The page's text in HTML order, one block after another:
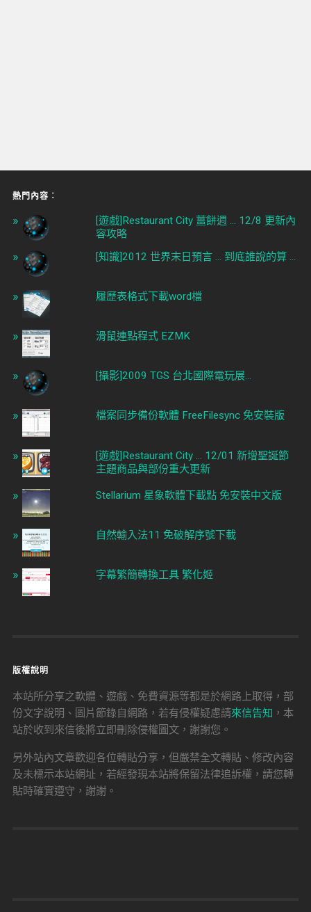
熱門內容︰
[遊戲]Restaurant City 薑餅週 ... 12/8 更新內
容攻略
[知識]2012 世界末日預言 ... 到底誰說的算 ...
履歷表格式下載word檔
滑鼠連點程式 EZMK
[攝影]2009 TGS 台北國際電玩展...
檔案同步備份軟體 FreeFilesync 免安裝版
[遊戲]Restaurant City ... 12/01 新增聖誕節
主題商品與部份重大更新
Stellarium 星象軟體下載點 免安裝中文版
自然輸入法11 免破解序號下載
字幕繁簡轉換工具 繁化姬
版權說明
本站所分享之軟體、遊戲、免費資源等都是於網路上取得，部
份文字說明、圖片節錄自網路，若有侵權疑慮請來信告知 ，本
站於收到來信後將立即刪除侵權圖文，謝謝您。
另外站內文章歡迎各位轉貼分享，但嚴禁全文轉貼、修改內容
及未標示本站網址，若經發現本站將保留法律追訴權，請您轉
貼時確實遵守，謝謝。